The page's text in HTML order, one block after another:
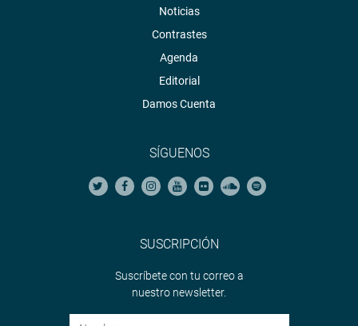
Noticias
Contrastes
Agenda
Editorial
Damos Cuenta
SÍGUENOS
SUSCRIPCIÓN
Suscríbete con tu correo a
nuestro newsletter.